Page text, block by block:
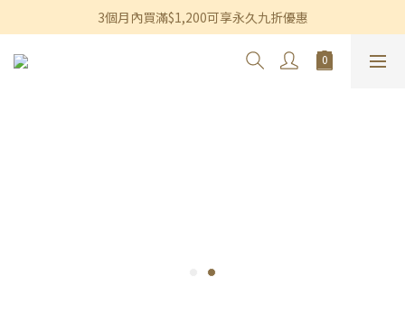
香港及澳門訂單滿$600即享免運費優惠
3個月內買滿$1,200可享永久九折優惠